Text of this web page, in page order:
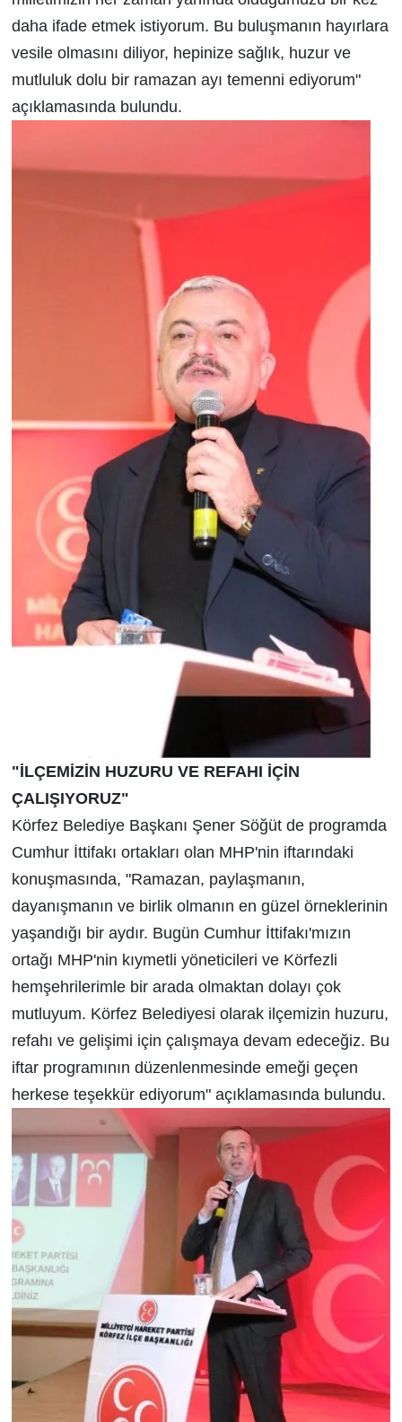
daha ifade etmek istiyorum. Bu buluşmanın hayırlara
vesile olmasını diliyor, hepinize sağlık, huzur ve
mutluluk dolu bir ramazan ayı temenni ediyorum"
açıklamasında bulundu.
"İLÇEMİZİN HUZURU VE REFAHI İÇİN
ÇALIŞIYORUZ"
Körfez Belediye Başkanı Şener Söğüt de programda
Cumhur İttifakı ortakları olan MHP'nin iftarındaki
konuşmasında, "Ramazan, paylaşmanın,
dayanışmanın ve birlik olmanın en güzel örneklerinin
yaşandığı bir aydır. Bugün Cumhur İttifakı'mızın
ortağı MHP'nin kıymetli yöneticileri ve Körfezli
hemşehrilerimle bir arada olmaktan dolayı çok
mutluyum. Körfez Belediyesi olarak ilçemizin huzuru,
refahı ve gelişimi için çalışmaya devam edeceğiz. Bu
iftar programının düzenlenmesinde emeği geçen
herkese teşekkür ediyorum" açıklamasında bulundu.